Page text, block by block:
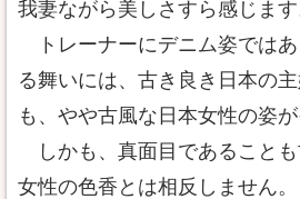
我妻ながら美しさすら感じます
トレーナーにデニム姿では
る舞いには、古き良き日本の
も、やや古風な日本女性の姿
しかも、真面目であることも
女性の色香とは相反しません。